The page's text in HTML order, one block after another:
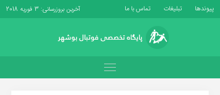
پیوندها تبلیغات تماس با ما آخرین بروزرسانی: 3 فوریه 2018